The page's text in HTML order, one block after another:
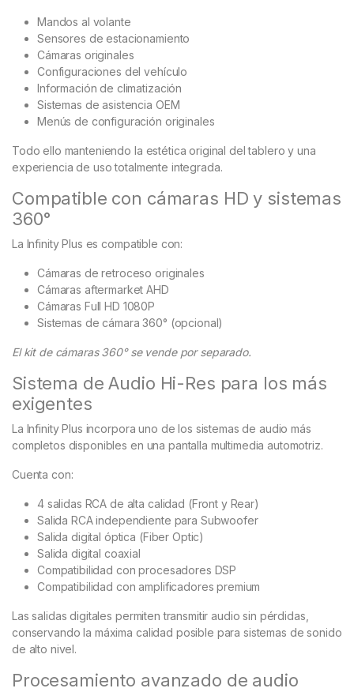
Mandos al volante
Sensores de estacionamiento
Cámaras originales
Configuraciones del vehículo
Información de climatización
Sistemas de asistencia OEM
Menús de configuración originales
Todo ello manteniendo la estética original del tablero y una
experiencia de uso totalmente integrada.
Compatible con cámaras HD y sistemas
360°
La Infinity Plus es compatible con:
Cámaras de retroceso originales
Cámaras aftermarket AHD
Cámaras Full HD 1080P
Sistemas de cámara 360° (opcional)
El kit de cámaras 360° se vende por separado.
Sistema de Audio Hi-Res para los más
exigentes
La Infinity Plus incorpora uno de los sistemas de audio más
completos disponibles en una pantalla multimedia automotriz.
Cuenta con:
4 salidas RCA de alta calidad (Front y Rear)
Salida RCA independiente para Subwoofer
Salida digital óptica (Fiber Optic)
Salida digital coaxial
Compatibilidad con procesadores DSP
Compatibilidad con amplificadores premium
Las salidas digitales permiten transmitir audio sin pérdidas,
conservando la máxima calidad posible para sistemas de sonido
de alto nivel.
Procesamiento avanzado de audio